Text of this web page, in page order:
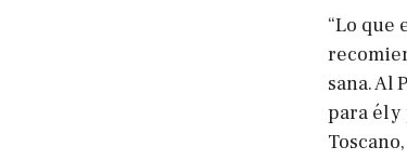
“Lo que
sana. Al
para él